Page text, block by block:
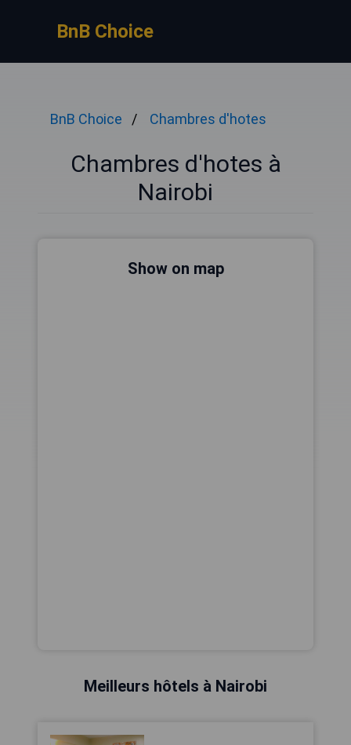
BnB Choice
BnB Choice Chambres d'hotes
Chambres d'hotes à
Nairobi
Show on map
Meilleurs hôtels à Nairobi